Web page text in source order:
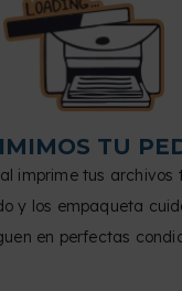
TU
imprime tus archivos
y los empaqueta
en perfectas